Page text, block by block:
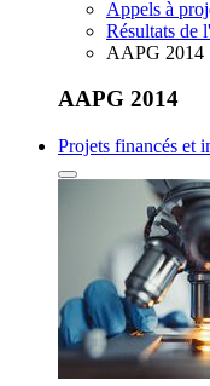
Appels à
Résultats de
AAPG 2014
AAPG 2014
Projets financés et